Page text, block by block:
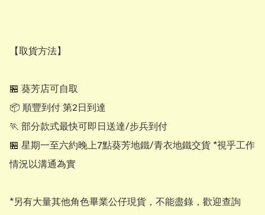
【取貨方法】
🏪 葵芳店可自取
📦 順豐到付 第2日到達
🏃 部分款式最快可即日送達/步兵到付
🏪 星期一至六約晚上7點葵芳地鐵/青衣地鐵交貨 *視乎工作
情況以溝通為實
*另有大量其他角色畢業公仔現貨，不能盡錄，歡迎查詢